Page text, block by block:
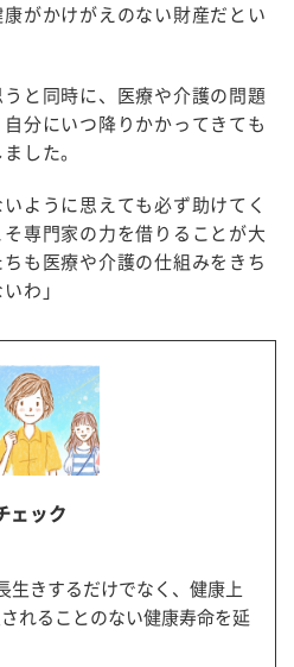
康がかけがえのない財産だとい
と同時に、医療や介護の問題
分にいつ降りかかってきても
した。
ように思えても必ず助けてく
専門家の力を借りることが大
も医療や介護の仕組みをきち
わ」
ェック
生きするだけでなく、健康上
れることのない健康寿命を延